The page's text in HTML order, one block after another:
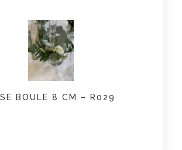
BOULE 8 CM – R029